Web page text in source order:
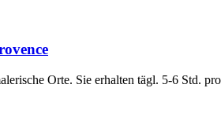
Orte. Sie erhalten tägl. 5-6 Std.